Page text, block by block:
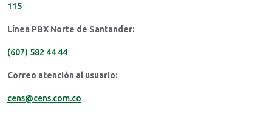
115
Línea PBX Norte de Santander:
(607) 582 44 44
Correo atención al usuario:
cens@cens.com.co